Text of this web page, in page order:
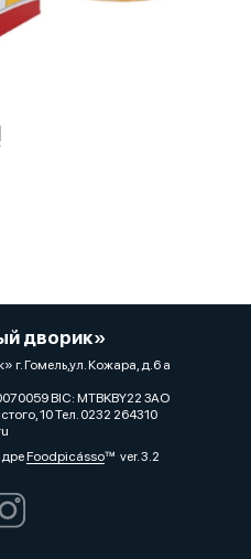
дворик»
Гомель,ул. Кожара, д.6 а
BIC: MTBKBY22 ЗАО
10 Тел. 0232 264310
Foodpicássover. 3.2